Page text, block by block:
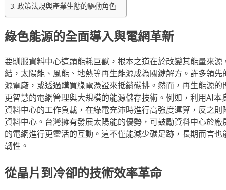
政策法規與產業生態的驅動角色
綠色能源的全面導入與電網革新
要馴服資料中心這頭能耗巨獸，根本之道在於改變其能量來
結，太陽能、風能、地熱等再生能源成為關鍵解方。許多領
源電廠，或透過購買綠電憑證來抵銷碳排。然而，再生能源
更智慧的電網管理與大規模的能源儲存技術。例如，利用AI
資料中心的工作負載，在綠電充沛時進行高強度運算，反之
資料中心。台灣擁有發展太陽能的優勢，可鼓勵資料中心於
的電網進行更靈活的互動。這不僅能減少碳足跡，長期而言
韌性。
從晶片到冷卻的技術效率革命